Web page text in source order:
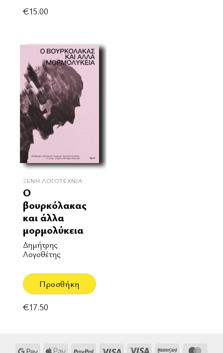
€15.00
ΞΈΝΗ ΛΟΓΟΤΕΧΝΊΑ
Ο
βουρκόλακας
και άλλα
μορμολύκεια
Δημήτρης
Λογοθέτης
Προσθήκη
€17.50
Google Apple PayPal Visa Visa MasterCard